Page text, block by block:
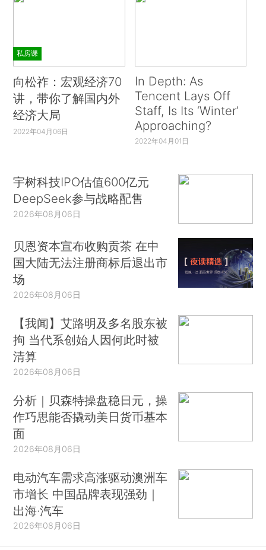
私房课
向松祚：宏观经济70
讲，带你了解国内外
经济大局
2022年04月06日
In Depth: As
Tencent Lays Off
Staff, Is Its ‘Winter’
Approaching?
2022年04月01日
宇树科技IPO估值600亿元
DeepSeek参与战略配售
2026年08月06日
贝恩资本宣布收购贡茶 在中
国大陆无法注册商标后退出市
场
2026年08月06日
【我闻】艾路明及多名股东被
拘 当代系创始人因何此时被
清算
2026年08月06日
分析｜贝森特操盘稳日元，操
作巧思能否撬动美日货币基本
面
2026年08月06日
电动汽车需求高涨驱动澳洲车
市增长 中国品牌表现强劲｜
出海·汽车
2026年08月06日